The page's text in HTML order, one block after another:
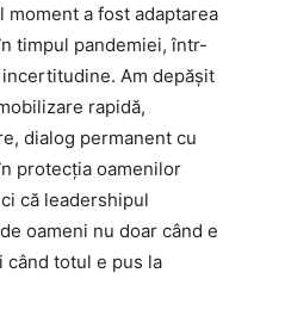
moment a fost adaptarea
timpul pandemiei, într-
Am depășit
rapidă,
dialog permanent cu
protecția oamenilor
că leadershipul
oameni nu doar când e
când totul e pus la